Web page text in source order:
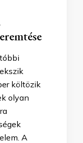
költözik
olyan
A